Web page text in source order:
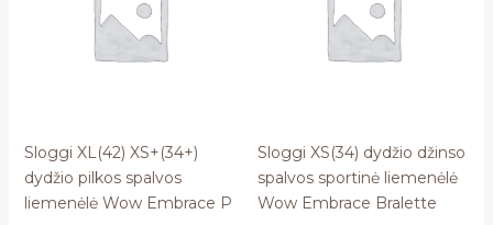
Sloggi XL(42) XS+(34+)
dydžio pilkos spalvos
liemenėlė Wow Embrace P
Sloggi XS(34) dydžio džinso
spalvos sportinė liemenėlė
Wow Embrace Bralette